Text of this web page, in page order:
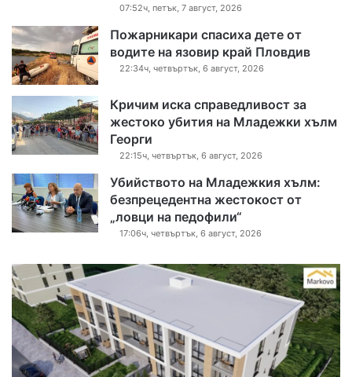
07:52ч, петък, 7 август, 2026
Пожарникари спасиха дете от
водите на язовир край Пловдив
22:34ч, четвъртък, 6 август, 2026
Кричим иска справедливост за
жестоко убития на Младежки хълм
Георги
22:15ч, четвъртък, 6 август, 2026
Убийството на Младежкия хълм:
безпрецедентна жестокост от
„ловци на педофили“
17:06ч, четвъртък, 6 август, 2026